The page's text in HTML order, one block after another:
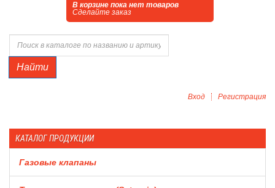
В корзине пока нет товаров
Сделайте заказ
Найти
Вход Регистрация
КАТАЛОГ ПРОДУКЦИИ
Газовые клапаны